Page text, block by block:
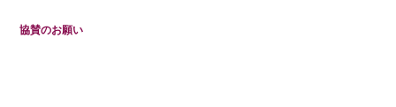
協賛のお願い